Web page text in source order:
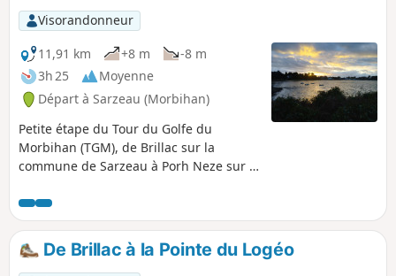
Visorandonneur
11,91 km
+8 m
-8 m
3h 25
Moyenne
Départ à Sarzeau (Morbihan)
Petite étape du Tour du Golfe du
Morbihan (TGM), de Brillac sur la
commune de Sarzeau à Porh Neze sur la
sur la partie Sud du golfe : Île-aux-
Moines, îles Brannec, Govihan et
Stibiden. Baignade possible à la belle
saison, notamment dans l'Anse du
De Brillac à la Pointe du Logéo